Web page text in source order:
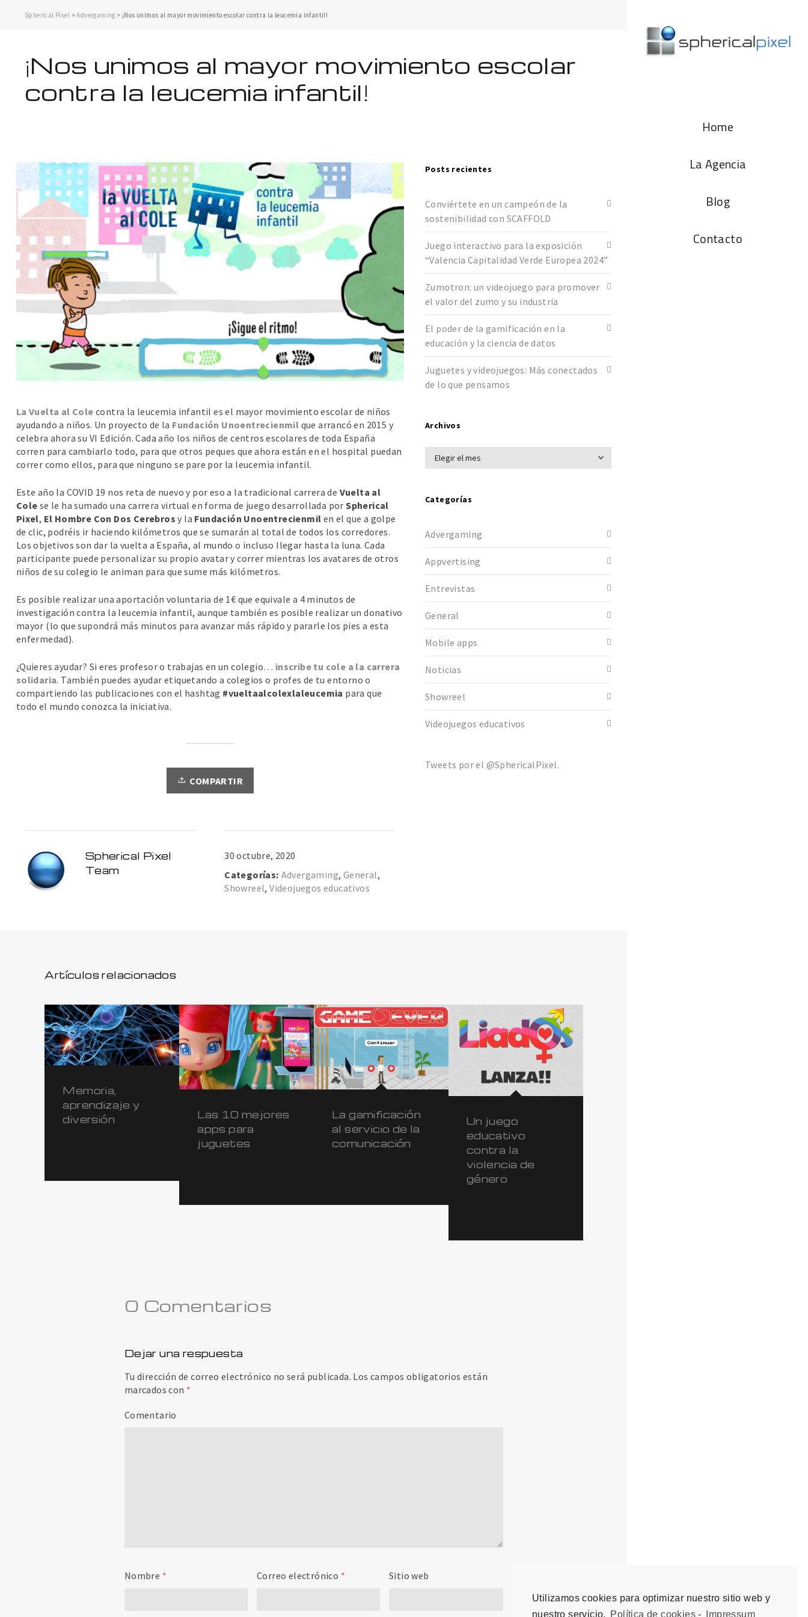
Home
La Agencia
Blog
Contacto
Spherical Pixel >Advergaming > ¡Nos unimos al mayor movimiento escolar contra la leucemia infantil!
¡Nos unimos al mayor movimiento escolar
contra la leucemia infantil!
La Vuelta al Cole contra la leucemia infantil es el mayor movimiento escolar de niños
ayudando a niños. Un proyecto de la Fundación Unoentrecienmil que arrancó en 2015 y
celebra ahora su VI Edición. Cada año los niños de centros escolares de toda España
corren para cambiarlo todo, para que otros peques que ahora están en el hospital puedan
correr como ellos, para que ninguno se pare por la leucemia infantil.
Este año la COVID 19 nos reta de nuevo y por eso a la tradicional carrera de Vuelta al
Cole se le ha sumado una carrera virtual en forma de juego desarrollada porSpherical
Pixel, El Hombre Con Dos Cerebros y la Fundación Unoentrecienmil en el que a golpe
de clic, podréis ir haciendo kilómetros que se sumarán al total de todos los corredores.
Los objetivos son dar la vuelta a España, al mundo o incluso llegar hasta la luna. Cada
participante puede personalizar su propio avatar y correr mientras los avatares de otros
niños de su colegio le animan para que sume más kilómetros.
Es posible realizar una aportación voluntaria de 1€ que equivale a 4 minutos de
investigación contra la leucemia infantil, aunque también es posible realizar un donativo
mayor (lo que supondrá más minutos para avanzar más rápido y pararle los pies a esta
enfermedad).
¿Quieres ayudar? Si eres profesor o trabajas en un colegio… inscribe tu cole a la carrera
solidaria. También puedes ayudar etiquetando a colegios o profes de tu entorno o
compartiendo las publicaciones con el hashtag #vueltaalcolexlaleucemia para que
todo el mundo conozca la iniciativa.
COMPARTIR
Spherical Pixel
Team
30 octubre, 2020
Categorías: Advergaming, General,
Showreel,Videojuegos educativos
Posts recientes
Conviértete en un campeón de la
sostenibilidad con SCAFFOLD
Juego interactivo para la exposición
“Valencia Capitalidad Verde Europea 2024”
Zumotron: un videojuego para promover
el valor del zumo y su industria
El poder de la gamificación en la
educación y la ciencia de datos
Juguetes y videojuegos: Más conectados
de lo que pensamos
Archivos
Categorías
Advergaming
Appvertising
Entrevistas
General
Mobile apps
Noticias
Showreel
Videojuegos educativos
Tweets por el @SphericalPixel.
Artículos relacionados
Memoria,
aprendizaje y
diversión
Las 10 mejores
apps para
juguetes
La gamificación
al servicio de la
comunicación
Un juego
educativo
contra la
violencia de
género
0 Comentarios
Dejar una respuesta
Tu dirección de correo electrónico no será publicada. Los campos obligatorios están
marcados con *
Comentario
Nombre * Correo electrónico * Sitio web
Utilizamos cookies para optimizar nuestro sitio web y
nuestro servicio.
Política de cookies - Impressum